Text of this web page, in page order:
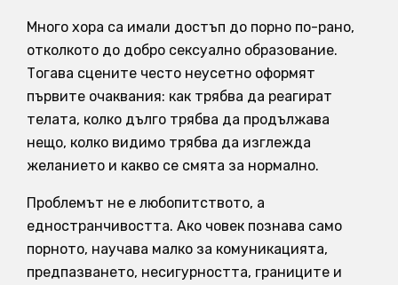
Много хора са имали достъп до порно по-рано,
отколкото до добро сексуално образование.
Тогава сцените често неусетно оформят
първите очаквания: как трябва да реагират
телата, колко дълго трябва да продължава
нещо, колко видимо трябва да изглежда
желанието и какво се смята за нормално.
Проблемът не е любопитството, а
едностранчивостта. Ако човек познава само
порното, научава малко за комуникацията,
предпазването, несигурността, границите и